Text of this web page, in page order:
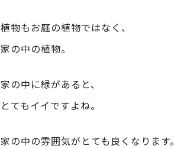
植物もお庭の植物ではなく、
家の中の植物。
家の中に緑があると、
とてもイイですよね。
家の中の雰囲気がとても良くなります。